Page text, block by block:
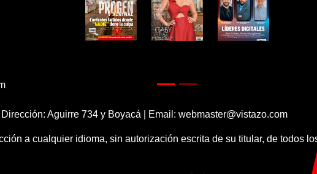
Aguirre 734 y Boyacá | Email: webmaster@vistazo.com
a cualquier idioma, sin autorización escrita de su titular, de todos